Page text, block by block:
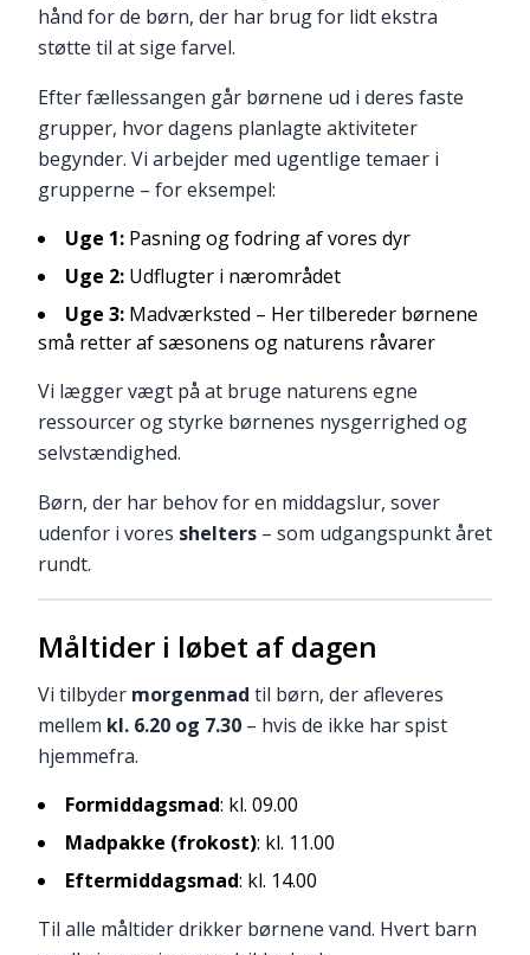
hånd for de børn, der har brug for lidt ekstra
støtte til at sige farvel.
Efter fællessangen går børnene ud i deres faste
grupper, hvor dagens planlagte aktiviteter
begynder. Vi arbejder med ugentlige temaer i
grupperne – for eksempel:
Uge 1: Pasning og fodring af vores dyr
Uge 2: Udflugter i nærområdet
Uge 3: Madværksted – Her tilbereder børnene
små retter af sæsonens og naturens råvarer
Vi lægger vægt på at bruge naturens egne
ressourcer og styrke børnenes nysgerrighed og
selvstændighed.
Børn, der har behov for en middagslur, sover
udenfor i vores shelters – som udgangspunkt året
rundt.
Måltider i løbet af dagen
Vi tilbyder morgenmad til børn, der afleveres
mellem kl. 6.20 og 7.30 – hvis de ikke har spist
hjemmefra.
Formiddagsmad: kl. 09.00
Madpakke (frokost): kl. 11.00
Eftermiddagsmad: kl. 14.00
Til alle måltider drikker børnene vand. Hvert barn